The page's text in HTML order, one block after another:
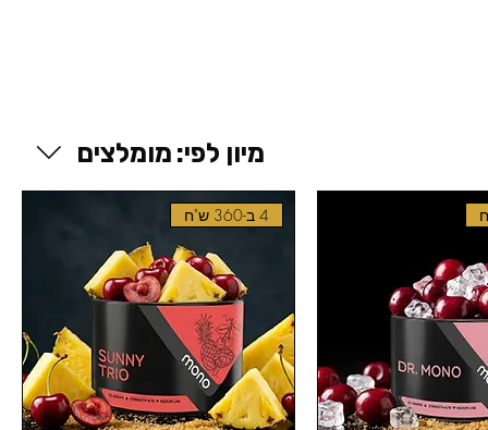
מיון לפי: מומלצים
4 ב-360 ש"ח